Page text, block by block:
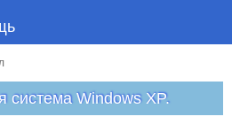
система Windows XP.